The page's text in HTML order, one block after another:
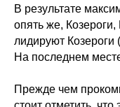
В результате
опять же,
лидируют
На последнем
Прежде чем